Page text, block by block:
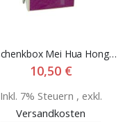
Geschenkbox Mei Hua Hong Cha
10,50 €
Inkl. 7% Steuern , exkl.
Versandkosten